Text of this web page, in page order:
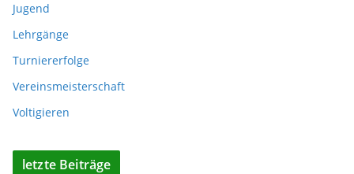
Jugend
Lehrgänge
Turniererfolge
Vereinsmeisterschaft
Voltigieren
letzte Beiträge